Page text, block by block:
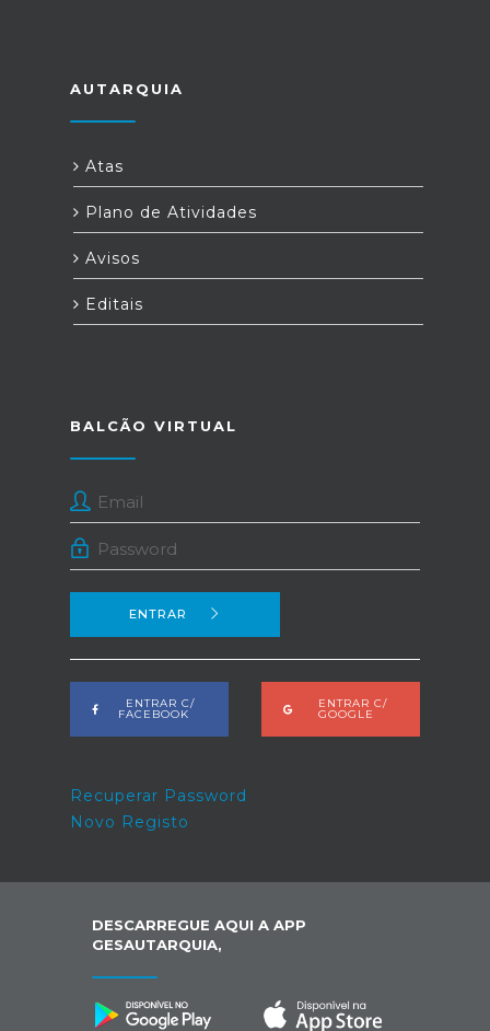
AUTARQUIA
Atas
Plano de Atividades
Avisos
Editais
BALCÃO VIRTUAL
ENTRAR
ENTRAR C/
FACEBOOK
ENTRAR C/
GOOGLE
Recuperar Password
Novo Registo
DESCARREGUE AQUI A APP
GESAUTARQUIA,